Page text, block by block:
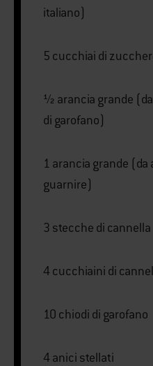
italiano)
5 cucchiai di
½ arancia grande
di garofano)
1 arancia grande (da
guarnire)
3 stecche di cannella
4 cucchiaini di
10 chiodi di garofano
4 anici stellati